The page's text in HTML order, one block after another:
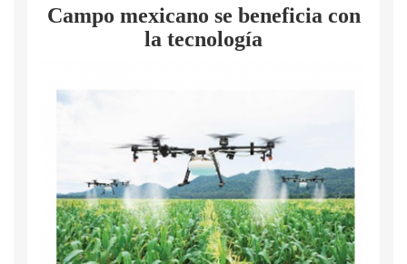
Campo mexicano se beneficia con
la tecnología